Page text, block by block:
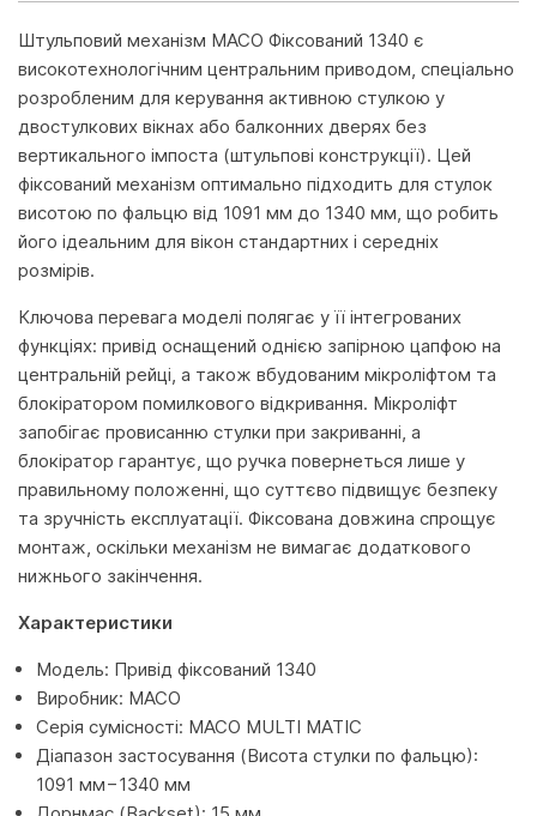
Штульповий механізм MACO Фіксований 1340 є
високотехнологічним центральним приводом, спеціально
розробленим для керування активною стулкою у
двостулкових вікнах або балконних дверях без
вертикального імпоста (штульпові конструкції). Цей
фіксований механізм оптимально підходить для стулок
висотою по фальцю від 1091 мм до 1340 мм, що робить
його ідеальним для вікон стандартних і середніх
розмірів.
Ключова перевага моделі полягає у її інтегрованих
функціях: привід оснащений однією запірною цапфою на
центральній рейці, а також вбудованим мікроліфтом та
блокіратором помилкового відкривання. Мікроліфт
запобігає провисанню стулки при закриванні, а
блокіратор гарантує, що ручка повернеться лише у
правильному положенні, що суттєво підвищує безпеку
та зручність експлуатації. Фіксована довжина спрощує
монтаж, оскільки механізм не вимагає додаткового
нижнього закінчення.
Характеристики
Модель: Привід фіксований 1340
Виробник: MACO
Серія сумісності: MACO MULTI MATIC
Діапазон застосування (Висота стулки по фальцю):
1091 мм−1340 мм